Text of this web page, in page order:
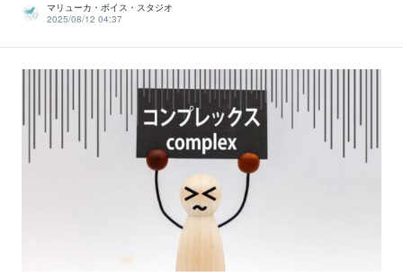
マリューカ・ボイス・スタジオ
2025/08/12 04:37